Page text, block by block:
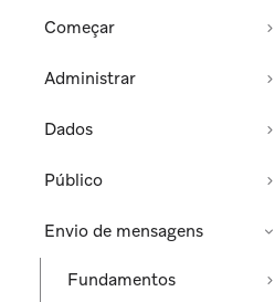
Começar
Administrar
Dados
Público
Envio de mensagens
Fundamentos